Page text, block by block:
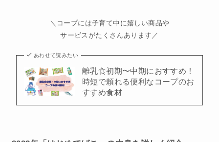
＼コープには子育て中に嬉しい商品や
サービスがたくさんあります／
あわせて読みたい
離乳食初期〜中期におすすめ！
時短で頼れる便利なコープのお
すすめ食材